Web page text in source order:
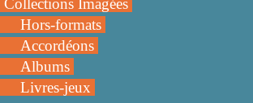
Hors-formats
Accordéons
Albums
Livres-jeux